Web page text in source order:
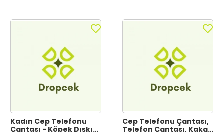
Kadın Cep Telefonu
Çantası - Köpek Dışkı
Cep Telefonu Çantası,
Telefon Çantası, Kaka